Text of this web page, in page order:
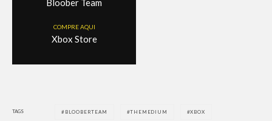
COMPRE AQUI
Xbox Store
TAGS BLOOBERTEAM THEMEDIUM XBOX